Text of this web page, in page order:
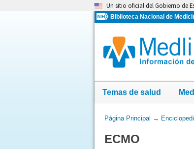
Un sitio oficial del Gobierno de
Biblioteca Nacional de
Temas de salud
Usted
aquí:
Página Principal →
ECMO